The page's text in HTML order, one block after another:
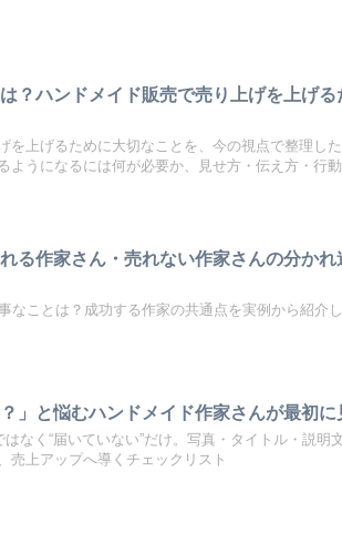
？ハンドメイド販売で売り上げを上げ
を上げるために大切なことを、今の視点で整理した
ようになるには何が必要か、見せ方・伝え方・行
る作家さん・売れない作家さんの分かれ
なことは？成功する作家の共通点を実例から紹介し
」と悩むハンドメイド作家さんが最初に
はなく“届いていない”だけ。写真・タイトル・説明
売上アップへ導くチェックリスト